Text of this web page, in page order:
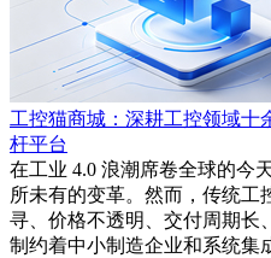
工控猫商城：深耕工控领域十
杆平台
在工业 4.0 浪潮席卷全球的今
所未有的变革。然而，传统工
寻、价格不透明、交付周期长
制约着中小制造企业和系统集